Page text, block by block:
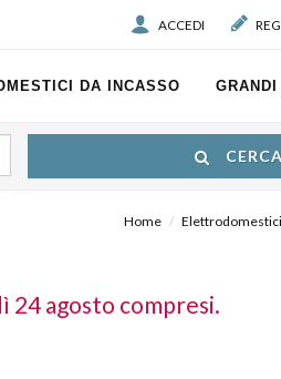
ACCEDI
DA INCASSO
CERCA
Home
24 agosto compresi.